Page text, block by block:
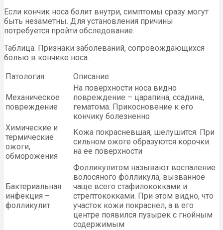
Если кончик носа болит внутри, симптомы сразу могут
быть незаметны. Для установления причины
потребуется пройти обследование.
Таблица. Признаки заболеваний, сопровождающихся
болью в кончике носа.
Патология
Описание
Механическое
повреждение
На поверхности носа видно
повреждение – царапина, ссадина,
гематома. Прикосновение к его
кончику болезненно
Химические и
термические
ожоги,
обморожения
Кожа покрасневшая, шелушится. При
сильном ожоге образуются корочки
на ее поверхности
Бактериальная
инфекция –
фолликулит
Фолликулитом называют воспаление
волосяного фолликула, вызванное
чаще всего стафилококками и
стрептококками. При этом видно, что
участок кожи покраснел, а в его
центре появился пузырек с гнойным
содержимым